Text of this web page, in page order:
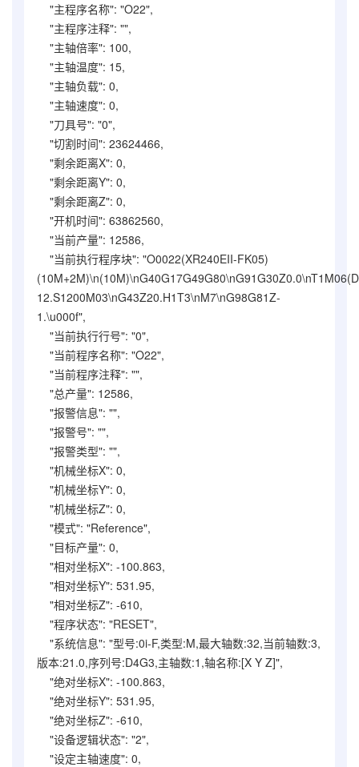
"主程序名称": "O22",
"主程序注释": "",
"主轴倍率": 100,
"主轴温度": 15,
"主轴负载": 0,
"主轴速度": 0,
"刀具号": "0",
"切割时间": 23624466,
"剩余距离X": 0,
"剩余距离Y": 0,
"剩余距离Z": 0,
"开机时间": 63862560,
"当前产量": 12586,
"当前执行程序块": "O0022(XR240EII-FK05)
12.S1200M03\nG43Z20.H1T3\nM7\nG98G81Z-
1.\u000f",
"当前执行行号": "0",
"当前程序名称": "O22",
"当前程序注释": "",
"总产量": 12586,
"报警信息": "",
"报警号": "",
"报警类型": "",
"机械坐标X": 0,
"机械坐标Y": 0,
"机械坐标Z": 0,
"模式": "Reference",
"目标产量": 0,
"相对坐标X": -100.863,
"相对坐标Y": 531.95,
"相对坐标Z": -610,
"程序状态": "RESET",
"系统信息": "型号:0i-F,类型:M,最大轴数:32,当前轴数:3,
版本:21.0,序列号:D4G3,主轴数:1,轴名称:[X Y Z]",
"绝对坐标X": -100.863,
"绝对坐标Y": 531.95,
"绝对坐标Z": -610,
"设备逻辑状态": "2",
"设定主轴速度": 0,